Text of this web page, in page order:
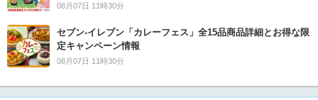
08月07日 11時30分
セブン‐イレブン「カレーフェス」全15品商品詳細とお得な限
定キャンペーン情報
08月07日 11時30分